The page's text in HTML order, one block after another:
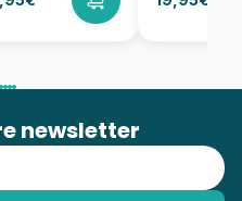
newsletter